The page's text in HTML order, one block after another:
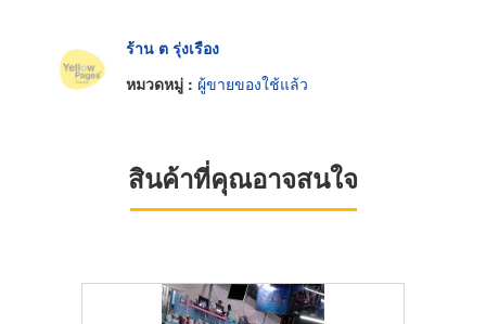
ร้าน ต รุ่งเรือง
หมวดหมู่ : ผู้ขายของใช้แล้ว
สินค้าที่คุณอาจสนใจ